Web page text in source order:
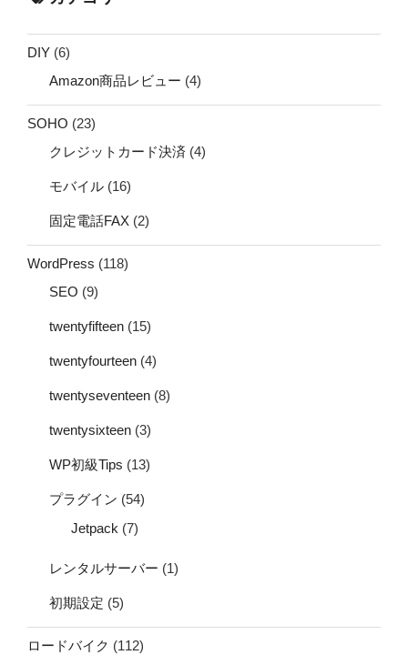
DIY (6)
Amazon商品レビュー (4)
SOHO (23)
クレジットカード決済 (4)
モバイル (16)
固定電話FAX (2)
WordPress (118)
SEO (9)
twentyfifteen (15)
twentyfourteen (4)
twentyseventeen (8)
twentysixteen (3)
WP初級Tips (13)
プラグイン (54)
Jetpack (7)
レンタルサーバー (1)
初期設定 (5)
ロードバイク (112)